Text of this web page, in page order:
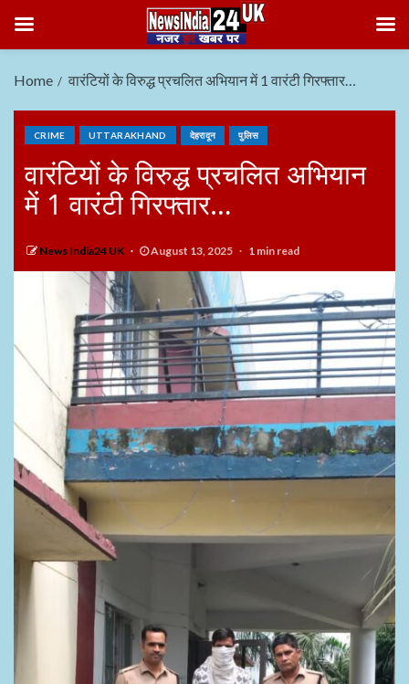
Home वारंटियों के विरुद्ध प्रचलित अभियान में 1 वारंटी गिरफ्तार…
CRIME UTTARAKHAND देहरादून पुलिस
वारंटियों के विरुद्ध प्रचलित अभियान
में 1 वारंटी गिरफ्तार…
News India24 UK August 13, 2025 1 min read